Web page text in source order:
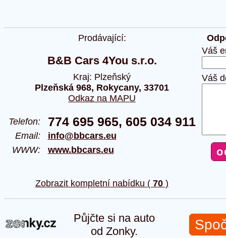
Prodávající:
B&B Cars 4You s.r.o.
Kraj: Plzeňský
Plzeňská 968, Rokycany, 33701
Odkaz na MAPU
Telefon: 774 695 965, 605 034 911
Email: info@bbcars.eu
WWW: www.bbcars.eu
Zobrazit kompletní nabídku ( 70 )
Váš
Váš
Půjčte si na auto
od Zonky.